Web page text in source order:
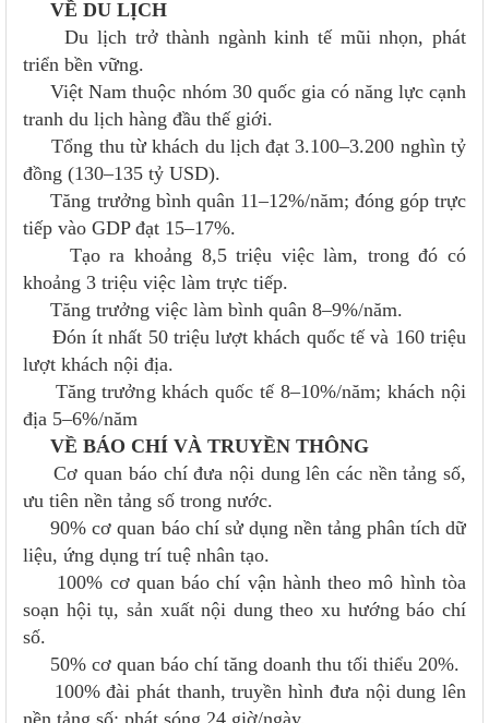
VỀ DU LỊCH
Du lịch trở thành ngành kinh tế mũi nhọn, phát
triển bền vững.
Việt Nam thuộc nhóm 30 quốc gia có năng lực cạnh
tranh du lịch hàng đầu thế giới.
Tổng thu từ khách du lịch đạt 3.100–3.200 nghìn tỷ
đồng (130–135 tỷ USD).
Tăng trưởng bình quân 11–12%/năm; đóng góp trực
tiếp vào GDP đạt 15–17%.
Tạo ra khoảng 8,5 triệu việc làm, trong đó có
khoảng 3 triệu việc làm trực tiếp.
Tăng trưởng việc làm bình quân 8–9%/năm.
Đón ít nhất 50 triệu lượt khách quốc tế và 160 triệu
lượt khách nội địa.
Tăng trưởng khách quốc tế 8–10%/năm; khách nội
địa 5–6%/năm
VỀ BÁO CHÍ VÀ TRUYỀN THÔNG
Cơ quan báo chí đưa nội dung lên các nền tảng số,
ưu tiên nền tảng số trong nước.
90% cơ quan báo chí sử dụng nền tảng phân tích dữ
liệu, ứng dụng trí tuệ nhân tạo.
100% cơ quan báo chí vận hành theo mô hình tòa
soạn hội tụ, sản xuất nội dung theo xu hướng báo chí
số.
50% cơ quan báo chí tăng doanh thu tối thiểu 20%.
100% đài phát thanh, truyền hình đưa nội dung lên